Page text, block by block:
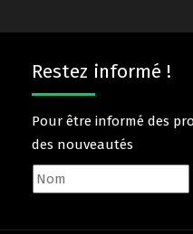
Restez informé !
Pour être informé des
des nouveautés